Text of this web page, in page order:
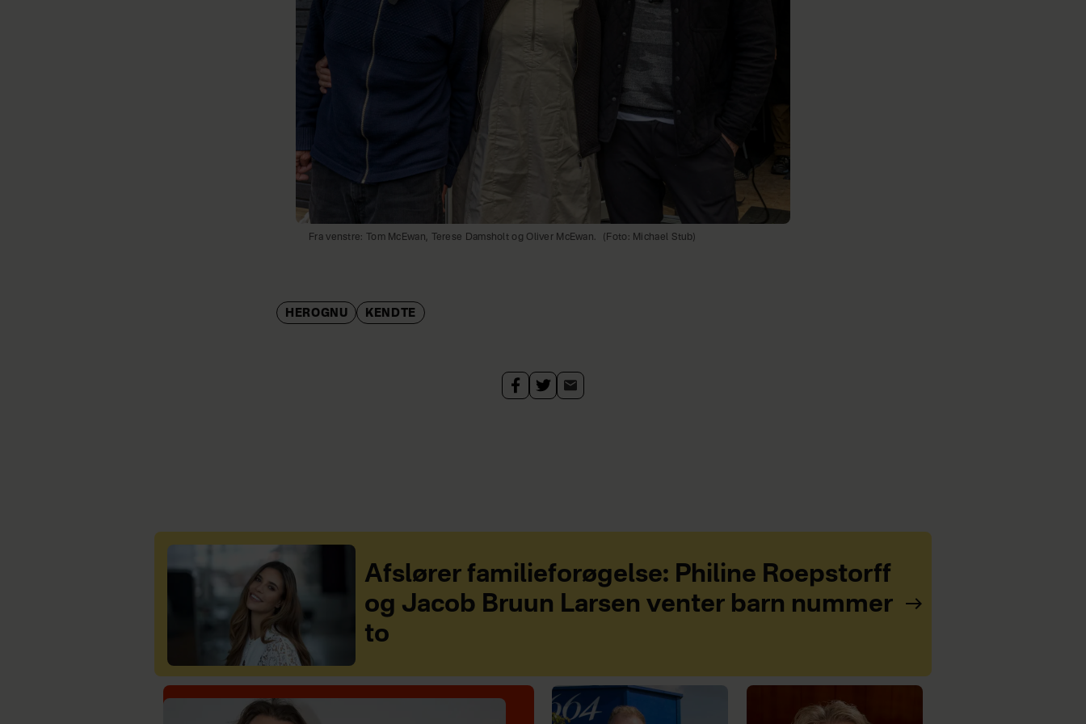
Fra venstre: Tom McEwan, Terese Damsholt og Oliver McEwan. (Foto: Michael Stub)
HEROGNU KENDTE
Afslører familieforøgelse: Philine Roepstorff
og Jacob Bruun Larsen venter barn nummer
to